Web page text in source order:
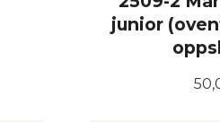
junior
Pris